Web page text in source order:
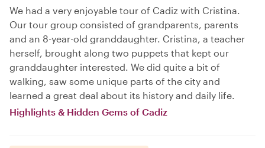
We had a very enjoyable tour of Cadiz with Cristina.
Our tour group consisted of grandparents, parents
and an 8-year-old granddaughter. Cristina, a teacher
herself, brought along two puppets that kept our
granddaughter interested. We did quite a bit of
walking, saw some unique parts of the city and
learned a great deal about its history and daily life.
Highlights & Hidden Gems of Cadiz